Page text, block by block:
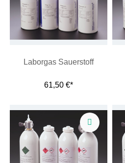
Laborgas Sauerstoff
61,50 €*